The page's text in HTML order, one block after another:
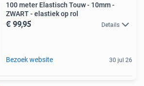
100 meter Elastisch Touw - 10mm -
ZWART - elastiek op rol
€ 99,95 Details
Bezoek website 30 jul 26